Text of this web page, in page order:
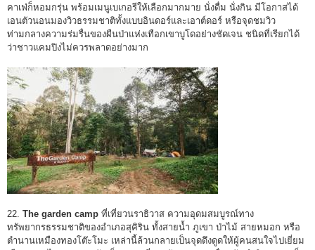
คาเฟ่ก็หอมกรุ่น พร้อมเมนูเบเกอรีให้เลือกมากมาย นั่งดื่ม นั่งกิน มีโอกาสได้
เอนตัวนอนมองวิวธรรมชาติทั้งแบบอินดอร์และเอาต์ดอร์ หรือจุดชมวิว
ท่ามกลางความร่มรื่นของผืนป่าแห่งเทือกเขาบูโดอย่างชัดเจน ชนิดที่เรียกได้
ว่าชาวแคมปิงไม่ควรพลาดอย่างมาก
22. The garden camp ที่เที่ยวนราธิวาส ความอุดมสมบูรณ์ทาง
ทรัพยากรธรรมชาติของอำเภอสุคิริน ทั้งสายน้ำ ภูเขา ป่าไม้ สายหมอก หรือ
ตำนานเหมืองทองโต๊ะโมะ เหล่านี้ล้วนกลายเป็นจุดดึงดูดให้ผู้คนสนใจไปเยี่ยม